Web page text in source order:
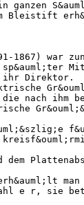
ganzen
Bleistift
1867) war
ihr Direktor.
nach ihm
dem
e r, sie